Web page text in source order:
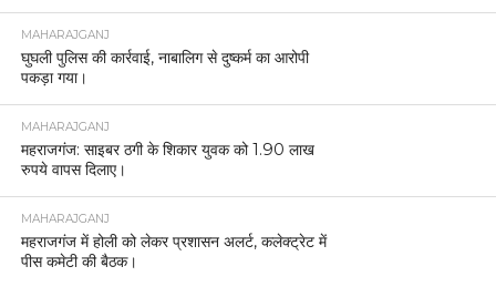
MAHARAJGANJ
घुघली पुलिस की कार्रवाई, नाबालिग से दुष्कर्म का आरोपी
पकड़ा गया।
MAHARAJGANJ
महराजगंज: साइबर ठगी के शिकार युवक को 1.90 लाख
रुपये वापस दिलाए।
MAHARAJGANJ
महराजगंज में होली को लेकर प्रशासन अलर्ट, कलेक्ट्रेट में
पीस कमेटी की बैठक।